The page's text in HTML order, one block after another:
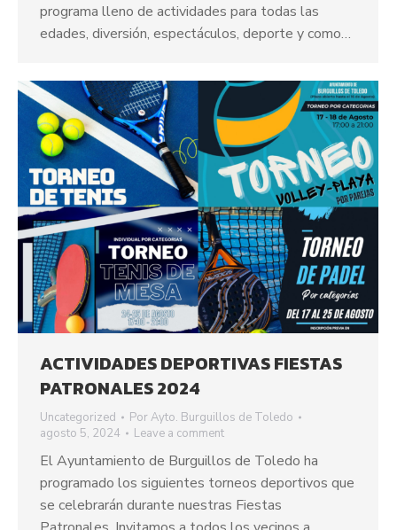
programa lleno de actividades para todas las
edades, diversión, espectáculos, deporte y como…
ACTIVIDADES DEPORTIVAS FIESTAS
PATRONALES 2024
Uncategorized PorAyto. Burguillos de Toledo
agosto 5, 2024
Leave a comment
El Ayuntamiento de Burguillos de Toledo ha
programado los siguientes torneos deportivos que
se celebrarán durante nuestras Fiestas